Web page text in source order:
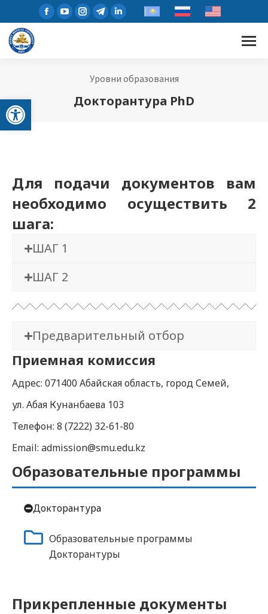
Открыть панель инструментов
Уровни образования
Докторантура PhD
Для подачи документов вам
необходимо осуществить 2
шага:
ШАГ 1
ШАГ 2
Предварительный отбор
Приемная комиссия
Адрес: 071400 Абайская область, город Семей,
ул. Абая Кунанбаева 103
Телефон: 8 (7222) 32-61-80
Email: admission@smu.edu.kz
Образовательные программы
Докторантура
Образовательные программы
Докторантуры
Прикрепленные документы